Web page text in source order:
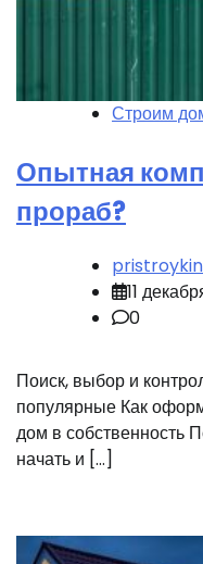
Строим
Опытная
прораб?
11
0
Поиск, выбор и
популярные Как
дом в собственность
начать и […]